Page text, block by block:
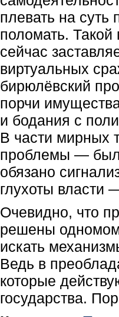
плевать на суть
поломать. Такой
сейчас
виртуальных
бирюлёвский
порчи
и бодания с
В части мирных
проблемы — был
обязано
глухоты власти
Очевидно, что
решены
искать
Ведь в
которые
государства.